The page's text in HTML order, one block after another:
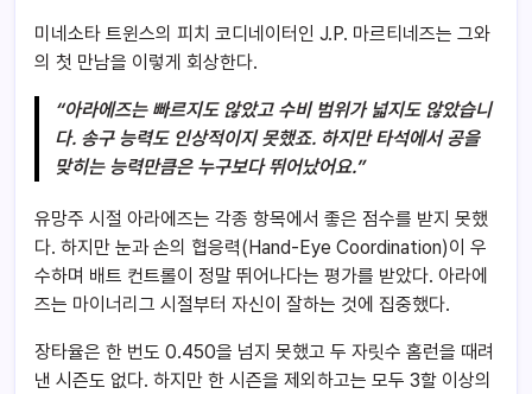
미네소타 트윈스의 피치 코디네이터인 J.P. 마르티네즈는 그와
의 첫 만남을 이렇게 회상한다.
“아라에즈는 빠르지도 않았고 수비 범위가 넓지도 않았습니
다. 송구 능력도 인상적이지 못했죠. 하지만 타석에서 공을
맞히는 능력만큼은 누구보다 뛰어났어요.”
유망주 시절 아라에즈는 각종 항목에서 좋은 점수를 받지 못했
다. 하지만 눈과 손의 협응력(Hand-Eye Coordination)이 우
수하며 배트 컨트롤이 정말 뛰어나다는 평가를 받았다. 아라에
즈는 마이너리그 시절부터 자신이 잘하는 것에 집중했다.
장타율은 한 번도 0.450을 넘지 못했고 두 자릿수 홈런을 때려
낸 시즌도 없다. 하지만 한 시즌을 제외하고는 모두 3할 이상의